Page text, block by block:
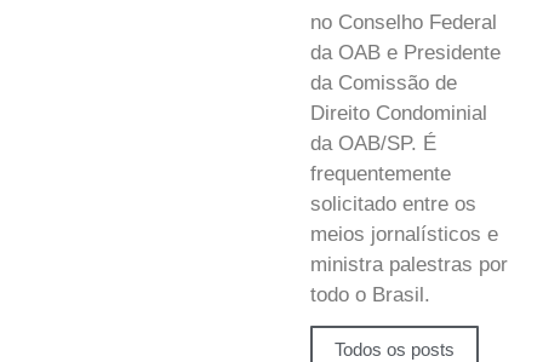
no Conselho Federal
da OAB e Presidente
da Comissão de
Direito Condominial
da OAB/SP. É
frequentemente
solicitado entre os
meios jornalísticos e
ministra palestras por
todo o Brasil.
Todos os posts